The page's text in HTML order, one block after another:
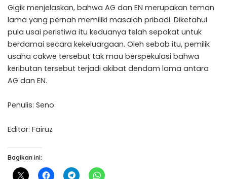
Gigik menjelaskan, bahwa AG dan EN merupakan teman
lama yang pernah memiliki masalah pribadi. Diketahui
pula usai peristiwa itu keduanya telah sepakat untuk
berdamai secara kekeluargaan. Oleh sebab itu, pemilik
usaha cakwe tersebut tak mau berspekulasi bahwa
keributan tersebut terjadi akibat dendam lama antara
AG dan EN.
Penulis: Seno
Editor: Fairuz
Bagikan ini: